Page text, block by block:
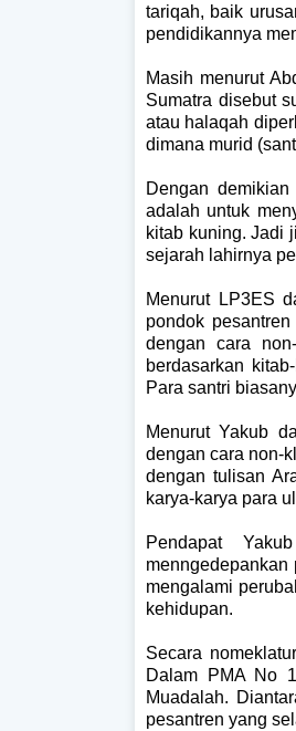
tariqah, baik
pendidikannya
Masih menurut
Sumatra disebut
atau halaqah
dimana murid
Dengan
adalah untuk
kitab kuning. Jadi
sejarah lahirnya
Menurut LP3ES
pondok
dengan cara
berdasarkan
Para santri
Menurut Yakub
dengan cara non-
dengan tulisan
karya-karya para
Pendapat
menngedepankan
mengalami
kehidupan.
Secara
Dalam PMA No
Muadalah.
pesantren yang